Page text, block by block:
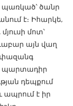
պառկած՝ ծանր
է։ Իհարկե,
մոտ՝
այն վաղ
պարտադիր
դեպքում
ապրում է իր